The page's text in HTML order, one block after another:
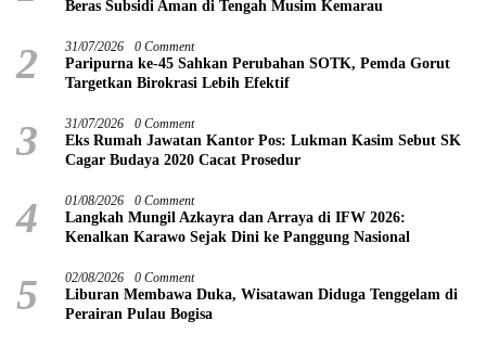
Beras Subsidi Aman di Tengah Musim Kemarau
2 31/07/2026 0 Comment
Paripurna ke-45 Sahkan Perubahan SOTK, Pemda Gorut
Targetkan Birokrasi Lebih Efektif
3 31/07/2026 0 Comment
Eks Rumah Jawatan Kantor Pos: Lukman Kasim Sebut SK
Cagar Budaya 2020 Cacat Prosedur
4 01/08/2026 0 Comment
Langkah Mungil Azkayra dan Arraya di IFW 2026:
Kenalkan Karawo Sejak Dini ke Panggung Nasional
5 02/08/2026 0 Comment
Liburan Membawa Duka, Wisatawan Diduga Tenggelam di
Perairan Pulau Bogisa